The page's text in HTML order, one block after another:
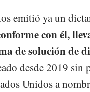
emitió ya un
con él,
de solución de
desde 2019 sin
Unidos a